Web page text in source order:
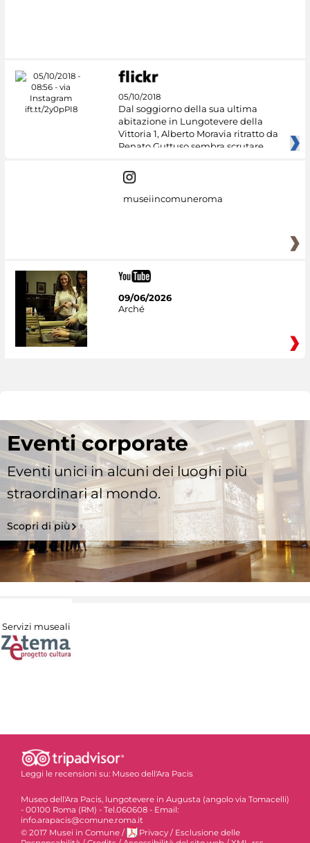
05/10/2018
Dal soggiorno della sua ultima
abitazione in Lungotevere della
Vittoria 1, Alberto Moravia ritratto da
Renato Guttuso sembra scrutare
museiincomuneroma
09/06/2026
Arché
Eventi corporate
Eventi unici in alcuni dei luoghi più
straordinari al mondo.
Scopri di più
Servizi museali
Leggi le recensioni su: Museo dell'Ara Pacis
Museo dell'Ara Pacis, lungotevere in Augusta (angolo via Tomacelli)
- 00100 Roma (RM) - Tel.060608 - Email:
info.arapacis@comune.roma.it
© 2017 Musei in Comune / Privacy / Esclusione delle